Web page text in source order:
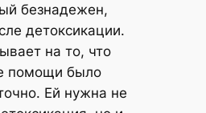
безнадежен,
детоксикации.
на то, что
помощи было
Ей нужна не